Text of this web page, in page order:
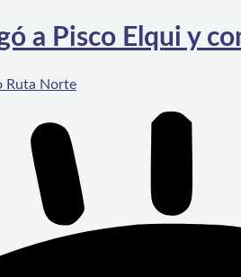
a Pisco Elqui y
Ruta Norte